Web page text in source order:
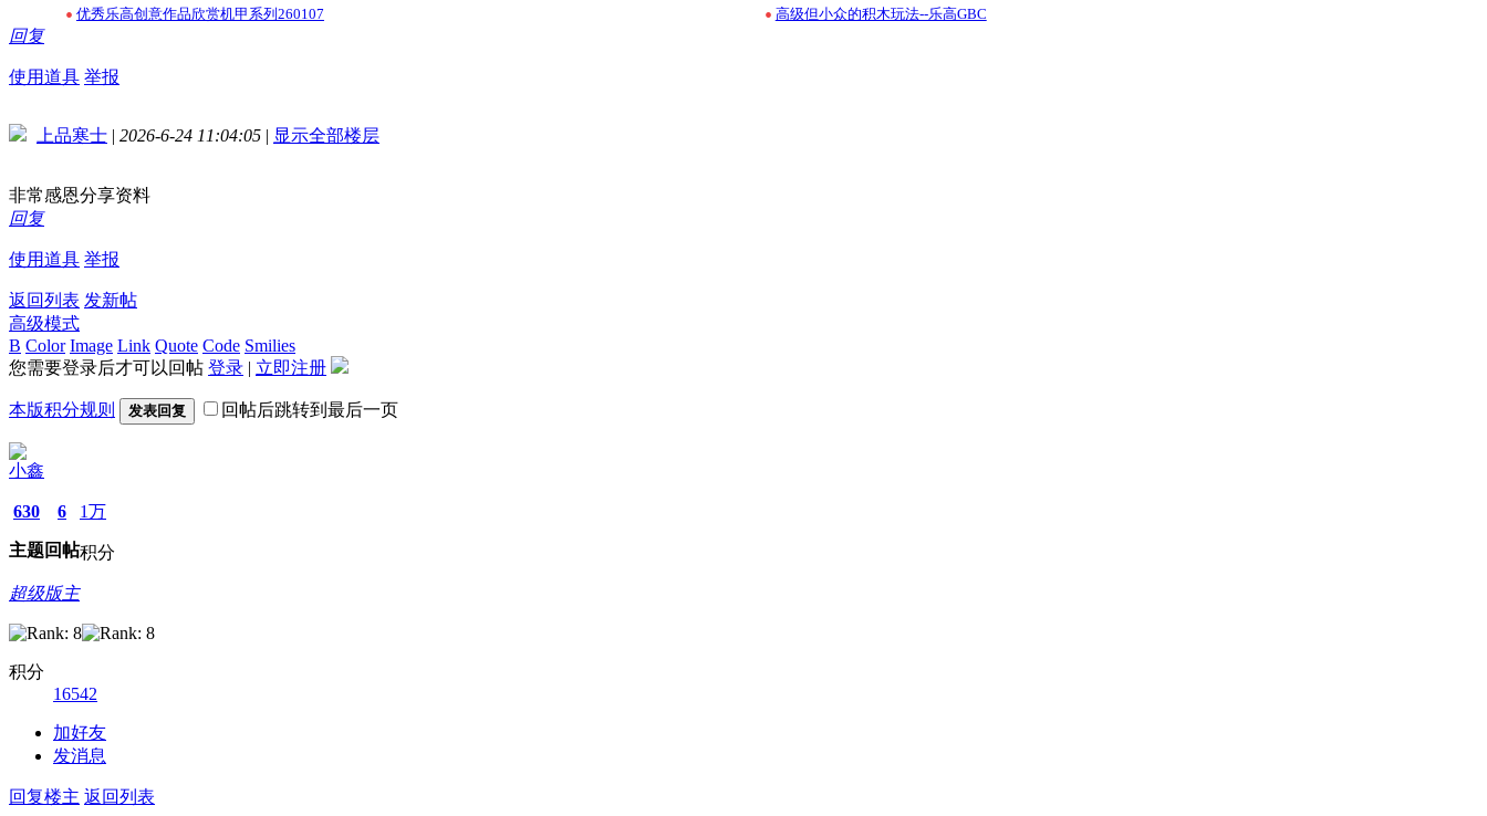
• 优秀乐高创意作品欣赏机甲系列260107 • 高级但小众的积木玩法--乐高GBC
回复
使用道具 举报
上品寒士 | 2026-6-24 11:04:05 | 显示全部楼层
非常感恩分享资料
回复
使用道具 举报
返回列表 发新帖
高级模式
B Color Image Link Quote Code Smilies
您需要登录后才可以回帖 登录 | 立即注册
本版积分规则 发表回复 回帖后跳转到最后一页
小鑫
630
主题
6
回帖
1万
积分
超级版主
积分
16542
加好友
发消息
回复楼主 返回列表